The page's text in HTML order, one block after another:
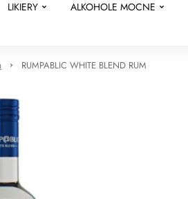
LIKIERY ALKOHOLE MOCNE
RUMPABLIC WHITE BLEND RUM